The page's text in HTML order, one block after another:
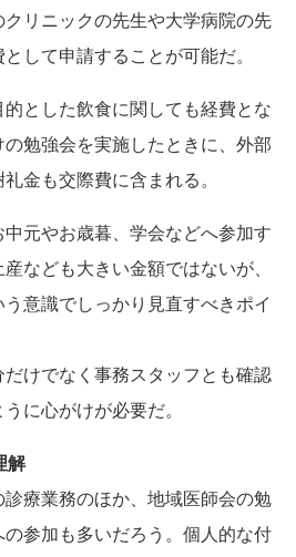
リニックの先生や大学病院の先
して申請することが可能だ。
とした飲食に関しても経費とな
勉強会を実施したときに、外部
金も交際費に含まれる。
元やお歳暮、学会などへ参加す
なども大きい金額ではないが、
う意識でしっかり見直すべきポイ
けでなく事務スタッフとも確認
に心がけが必要だ。
解
療業務のほか、地域医師会の勉
参加も多いだろう。個人的な付